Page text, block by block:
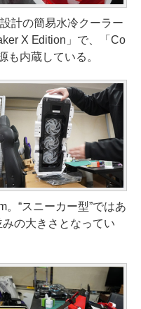
計の簡易水冷クーラー
X Edition」で、「Co
も内蔵している。
“スニーカー型”ではあ
の大きさとなってい